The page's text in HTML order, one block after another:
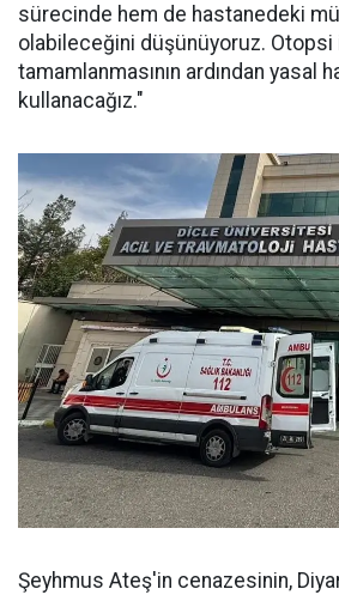
sürecinde hem de hastanedeki
olabileceğini düşünüyoruz. Otopsi
tamamlanmasının ardından yasal
kullanacağız."
Şeyhmus Ateş'in cenazesinin,